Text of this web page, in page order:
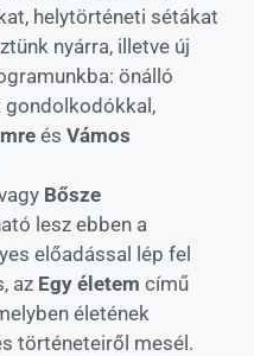
helytörténeti sétákat
nyárra, illetve új
önálló
gondolkodókkal,
és Vámos
Bősze
lesz ebben a
előadással lép fel
az Egy életem című
életének
történeteiről mesél.